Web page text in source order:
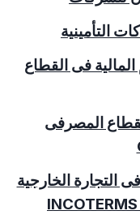
التأمينية
فى القطاع
المصرفى
التجارة الخارجية